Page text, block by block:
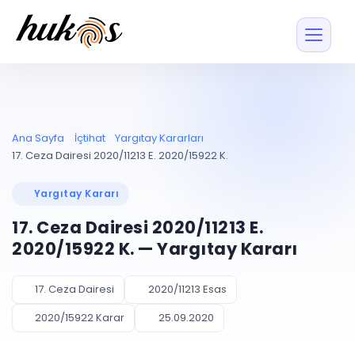
Entegrasyonu
UYAP ile otomatik
UYAP Evrak
Entegrasyonu
UETS Entegrasyonu
Tebligatları anında
Müvekkil ve taraf
Vekalet
PLANLAMA & TAKİP
Pano ve Takip
Blog
Ücretsiz Başlayın Giriş Yap
Ana Sayfa İçtihat
Yargıtay Kararları
17. Ceza Dairesi 2020/11213 E. 2020/15922 K.
Yargıtay Kararı
17. Ceza Dairesi 2020/11213 E.
2020/15922 K. — Yargıtay Kararı
17. Ceza Dairesi
2020/11213 Esas
2020/15922 Karar
25.09.2020